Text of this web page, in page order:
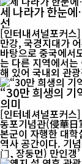
세 나라가 한눈
선
[인터내셔널포커스
만강, 국경지대가
바탕으로 중국에서
는 다른 지역에서
“30만 희생의 기
의미
[인터네셔널포커스
동포기념관(侵華
본군이 자행한 대
역사 공간이다. 기
门, 장둥먼) 만인갱